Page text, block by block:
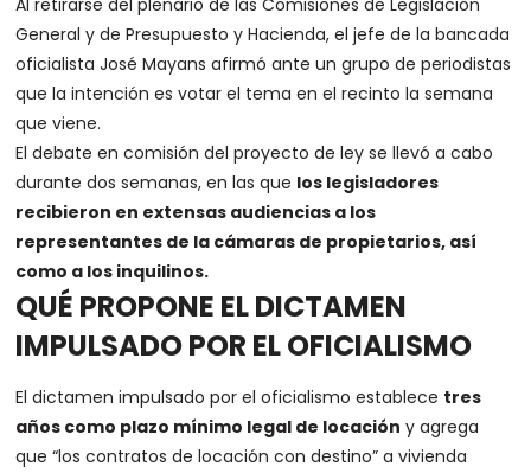
Al retirarse del plenario de las Comisiones de Legislación
General y de Presupuesto y Hacienda, el jefe de la bancada
oficialista José Mayans afirmó ante un grupo de periodistas
que la intención es votar el tema en el recinto la semana
que viene.
El debate en comisión del proyecto de ley se llevó a cabo
durante dos semanas, en las que los legisladores
recibieron en extensas audiencias a los
representantes de la cámaras de propietarios, así
como a los inquilinos.
QUÉ PROPONE EL DICTAMEN
IMPULSADO POR EL OFICIALISMO
El dictamen impulsado por el oficialismo establece tres
años como plazo mínimo legal de locación y agrega
que “los contratos de locación con destino” a vivienda